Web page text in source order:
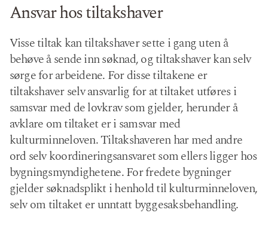
Ansvar hos tiltakshaver
Visse tiltak kan tiltakshaver sette i gang uten å
behøve å sende inn søknad, og tiltakshaver kan selv
sørge for arbeidene. For disse tiltakene er
tiltakshaver selv ansvarlig for at tiltaket utføres i
samsvar med de lovkrav som gjelder, herunder å
avklare om tiltaket er i samsvar med
kulturminneloven. Tiltakshaveren har med andre
ord selv koordineringsansvaret som ellers ligger hos
bygningsmyndighetene. For fredete bygninger
gjelder søknadsplikt i henhold til kulturminneloven,
selv om tiltaket er unntatt byggesaksbehandling.